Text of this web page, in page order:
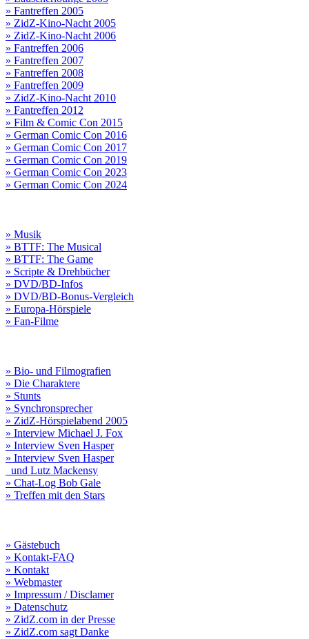
» Fantreffen 2005
» ZidZ-Kino-Nacht 2005
» ZidZ-Kino-Nacht 2006
» Fantreffen 2006
» Fantreffen 2007
» Fantreffen 2008
» Fantreffen 2009
» ZidZ-Kino-Nacht 2010
» Fantreffen 2012
» Film & Comic Con 2015
» German Comic Con 2016
» German Comic Con 2017
» German Comic Con 2019
» German Comic Con 2023
» German Comic Con 2024
» Musik
» BTTF: The Musical
» BTTF: The Game
» Scripte & Drehbücher
» DVD/BD-Infos
» DVD/BD-Bonus-Vergleich
» Europa-Hörspiele
» Fan-Filme
» Bio- und Filmografien
» Die Charaktere
» Stunts
» Synchronsprecher
» ZidZ-Hörspielabend 2005
» Interview Michael J. Fox
» Interview Sven Hasper
» Interview Sven Hasper
und Lutz Mackensy
» Chat-Log Bob Gale
» Treffen mit den Stars
» Gästebuch
» Kontakt-FAQ
» Kontakt
» Webmaster
» Impressum / Disclamer
» Datenschutz
» ZidZ.com in der Presse
» ZidZ.com sagt Danke